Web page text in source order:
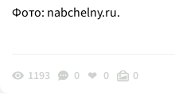
Фото: nabchelny.ru.
1193 0 0 0